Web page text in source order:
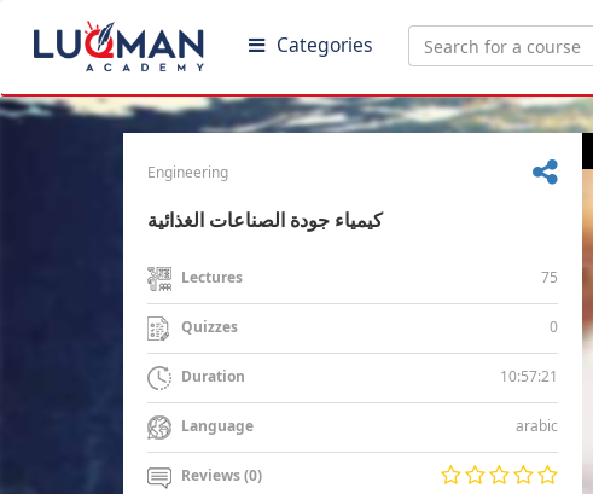
Categories
Engineering
كيمياء جودة الصناعات الغذائية
Lectures 75
Quizzes 0
Duration 10:57:21
Language arabic
Reviews (0)